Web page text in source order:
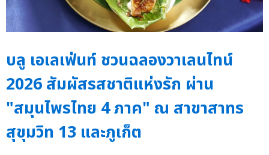
บลู เอเลเฟ่นท์ ชวนฉลองวาเลนไทน์
2026 สัมผัสรสชาติแห่งรัก ผ่าน
"สมุนไพรไทย 4 ภาค" ณ สาขาสาทร
สุขุมวิท 13 และภูเก็ต